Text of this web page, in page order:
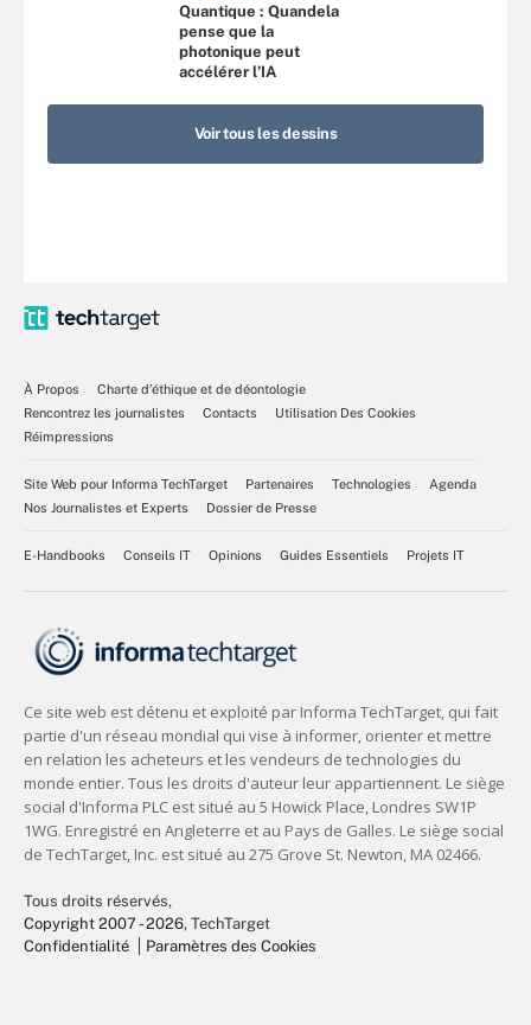
Quantique : Quandela
pense que la
photonique peut
accélérer l’IA
Voir tous les dessins
À Propos
Charte d’éthique et de déontologie
Rencontrez les journalistes
Contacts
Utilisation Des Cookies
Réimpressions
Site Web pour Informa TechTarget Partenaires Technologies
Agenda
Nos Journalistes et Experts
Dossier de Presse
E-Handbooks Conseils IT Opinions Guides Essentiels Projets IT
Tous droits réservés,
Copyright 2007 - 2026, TechTarget
Confidentialité
Paramètres des Cookies